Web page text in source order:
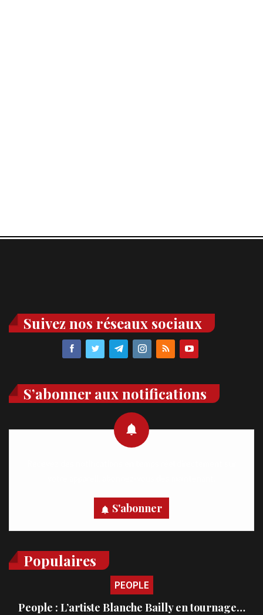
Suivez nos réseaux sociaux
S’abonner aux notifications
S'abonner
Populaires
PEOPLE
People : L’artiste Blanche Bailly en tournage…